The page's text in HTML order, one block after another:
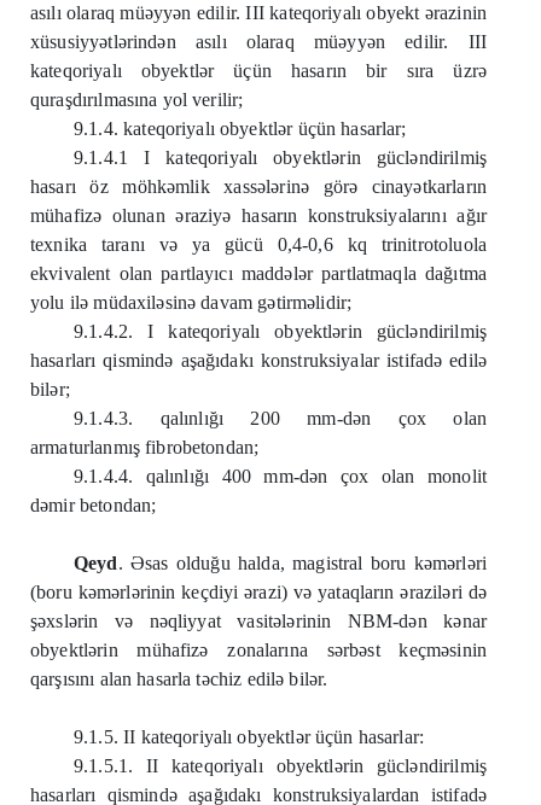
asılı olaraq müəyyən edilir. III kateqoriyalı obyekt ərazinin
xüsusiyyətlərindən asılı olaraq müəyyən edilir. III
kateqoriyalı obyektlər üçün hasarın bir sıra üzrə
quraşdırılmasına yol verilir;
9.1.4. kateqoriyalı obyektlər üçün hasarlar;
9.1.4.1 I kateqoriyalı obyektlərin gücləndirilmiş
hasarı öz möhkəmlik xassələrinə görə cinayətkarların
mühafizə olunan əraziyə hasarın konstruksiyalarını ağır
texnika taranı və ya gücü 0,4-0,6 kq trinitrotoluola
ekvivalent olan partlayıcı maddələr partlatmaqla dağıtma
yolu ilə müdaxiləsinə davam gətirməlidir;
9.1.4.2. I kateqoriyalı obyektlərin gücləndirilmiş
hasarları qismində aşağıdakı konstruksiyalar istifadə edilə
bilər;
9.1.4.3. qalınlığı 200 mm-dən çox olan
armaturlanmış fibrobetondan;
9.1.4.4. qalınlığı 400 mm-dən çox olan monolit
dəmir betondan;
Qeyd. Əsas olduğu halda, magistral boru kəmərləri
(boru kəmərlərinin keçdiyi ərazi) və yataqların əraziləri də
şəxslərin və nəqliyyat vasitələrinin NBM-dən kənar
obyektlərin mühafizə zonalarına sərbəst keçməsinin
qarşısını alan hasarla təchiz edilə bilər.
9.1.5. II kateqoriyalı obyektlər üçün hasarlar:
9.1.5.1. II kateqoriyalı obyektlərin gücləndirilmiş
hasarları qismində aşağıdakı konstruksiyalardan istifadə